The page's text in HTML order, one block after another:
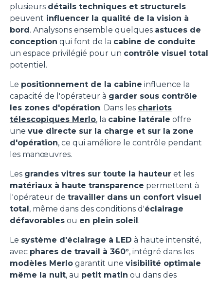
plusieurs détails techniques et structurels
peuvent influencer la qualité de la vision à
bord. Analysons ensemble quelques astuces de
conception qui font de la cabine de conduite
un espace privilégié pour un contrôle visuel total
potentiel.
Le positionnement de la cabine influence la
capacité de l'opérateur à garder sous contrôle
les zones d'opération. Dans les chariots
télescopiques Merlo, la cabine latérale offre
une vue directe sur la charge et sur la zone
d'opération, ce qui améliore le contrôle pendant
les manœuvres.
Les grandes vitres sur toute la hauteur et les
matériaux à haute transparence permettent à
l'opérateur de travailler dans un confort visuel
total, même dans des conditions d'éclairage
défavorables ou en plein soleil.
Le système d'éclairage à LED à haute intensité,
avec phares de travail à 360°, intégré dans les
modèles Merlo garantit une visibilité optimale
même la nuit, au petit matin ou dans des